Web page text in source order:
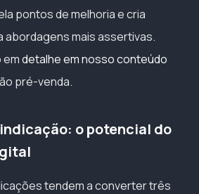
pontos de melhoria e cria
abordagens mais assertivas.
emdetalhe em nosso conteúdo
pré-venda.
o potencial do
tendem a converter três